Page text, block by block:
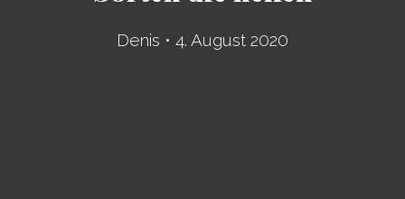
Denis • 4. August 2020